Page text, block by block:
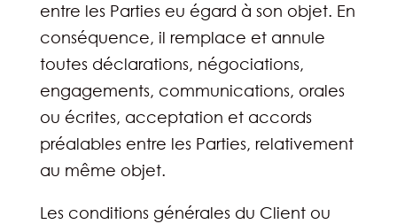
entre les Parties eu égard à son objet. En
conséquence, il remplace et annule
toutes déclarations, négociations,
engagements, communications, orales
ou écrites, acceptation et accords
préalables entre les Parties, relativement
au même objet.
Les conditions générales du Client ou